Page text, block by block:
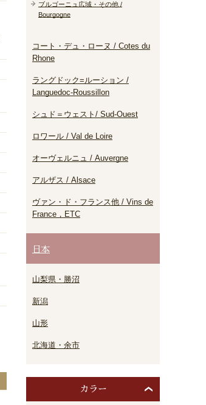
ブルゴーニュ広域・その他 /
Bourgogne
コート・デュ・ローヌ / Cotes du
Rhone
ラングドック=ルーション /
Languedoc-Roussillon
シュド＝ウェスト/ Sud-Ouest
ロワール / Val de Loire
オーヴェルニュ / Auvergne
アルザス / Alsace
ヴァン・ド・フランス他 / Vins de
France，ETC
日本
山梨県・勝沼
新潟
山形
北海道・余市
カラー